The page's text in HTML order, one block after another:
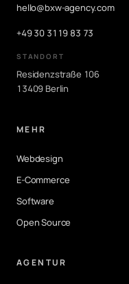
hello@bxw-agency.com
+49 30 3119 83 73
STANDORT
Residenzstraße 106
13409 Berlin
MEHR
Webdesign
E-Commerce
Software
Open Source
AGENTUR